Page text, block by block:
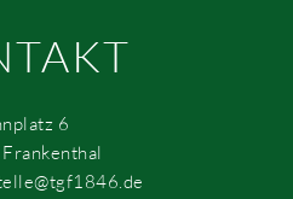
6